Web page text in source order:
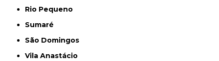
Rio Pequeno
Sumaré
São Domingos
Vila Anastácio